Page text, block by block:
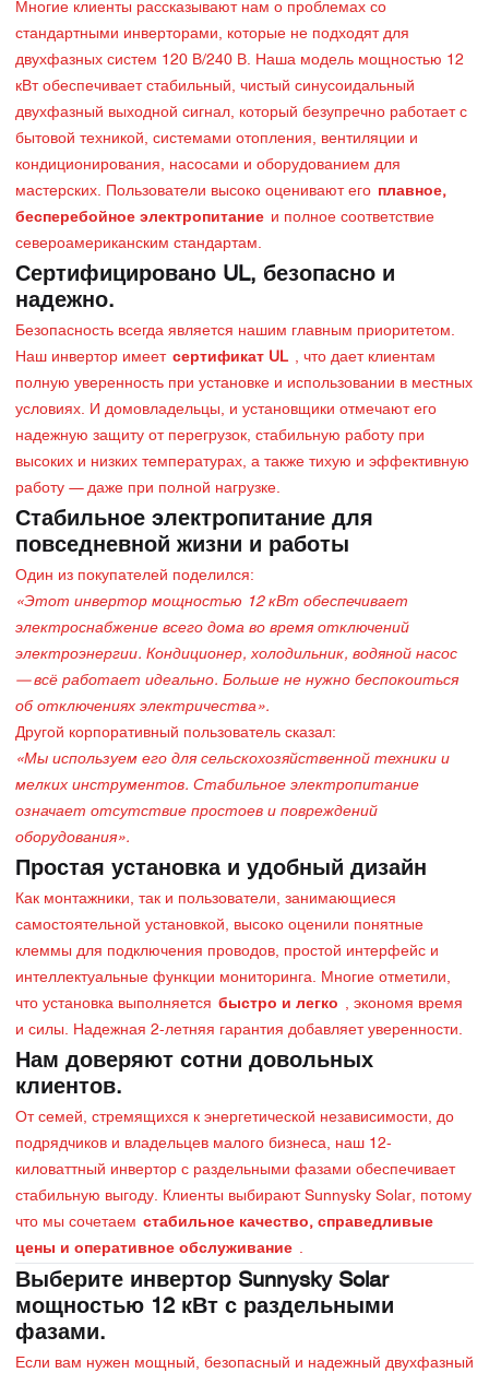
Многие клиенты рассказывают нам о проблемах со
стандартными инверторами, которые не подходят для
двухфазных систем 120 В/240 В. Наша модель мощностью 12
кВт обеспечивает стабильный, чистый синусоидальный
двухфазный выходной сигнал, который безупречно работает с
бытовой техникой, системами отопления, вентиляции и
кондиционирования, насосами и оборудованием для
мастерских. Пользователи высоко оценивают его плавное,
бесперебойное электропитание и полное соответствие
североамериканским стандартам.
Сертифицировано UL, безопасно и
надежно.
Безопасность всегда является нашим главным приоритетом.
Наш инвертор имеет сертификат UL , что дает клиентам
полную уверенность при установке и использовании в местных
условиях. И домовладельцы, и установщики отмечают его
надежную защиту от перегрузок, стабильную работу при
высоких и низких температурах, а также тихую и эффективную
работу — даже при полной нагрузке.
Стабильное электропитание для
повседневной жизни и работы
Один из покупателей поделился:
«Этот инвертор мощностью 12 кВт обеспечивает
электроснабжение всего дома во время отключений
электроэнергии. Кондиционер, холодильник, водяной насос
— всё работает идеально. Больше не нужно беспокоиться
об отключениях электричества».
Другой корпоративный пользователь сказал:
«Мы используем его для сельскохозяйственной техники и
мелких инструментов. Стабильное электропитание
означает отсутствие простоев и повреждений
оборудования».
Простая установка и удобный дизайн
Как монтажники, так и пользователи, занимающиеся
самостоятельной установкой, высоко оценили понятные
клеммы для подключения проводов, простой интерфейс и
интеллектуальные функции мониторинга. Многие отметили,
что установка выполняется быстро и легко
, экономя время
и силы. Надежная 2-летняя гарантия добавляет уверенности.
Нам доверяют сотни довольных
клиентов.
От семей, стремящихся к энергетической независимости, до
подрядчиков и владельцев малого бизнеса, наш 12-
киловаттный инвертор с раздельными фазами обеспечивает
стабильную выгоду. Клиенты выбирают Sunnysky Solar, потому
что мы сочетаем стабильное качество, справедливые
цены и оперативное обслуживание .
Выберите инвертор Sunnysky Solar
мощностью 12 кВт с раздельными
фазами.
Если вам нужен мощный, безопасный и надежный двухфазный